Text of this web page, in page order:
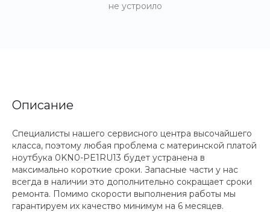
не устроило
Описание
Специалисты нашего сервисного центра высочайшего
класса, поэтому любая проблема с материнской платой
ноутбука 0KN0-PE1RU13 будет устранена в
максимально короткие сроки. Запасные части у нас
всегда в наличии это дополнительно сокращает сроки
ремонта. Помимо скорости выполнения работы мы
гарантируем их качество минимум на 6 месяцев.